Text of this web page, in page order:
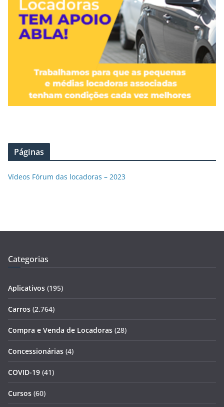
Páginas
Vídeos Fórum das locadoras – 2023
Categorias
Aplicativos (195)
Carros (2.764)
Compra e Venda de Locadoras (28)
Concessionárias (4)
COVID-19 (41)
Cursos (60)